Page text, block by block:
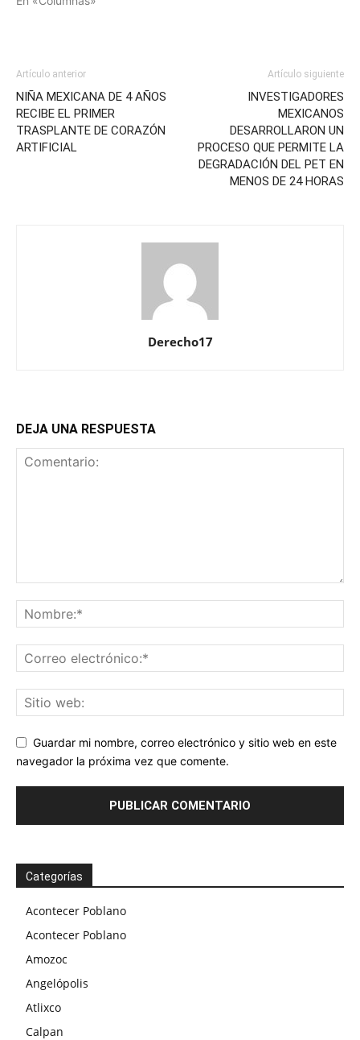
Artículo anterior
NIÑA MEXICANA DE 4 AÑOS
RECIBE EL PRIMER
TRASPLANTE DE CORAZÓN
ARTIFICIAL
Artículo siguiente
INVESTIGADORES
MEXICANOS
DESARROLLARON UN
PROCESO QUE PERMITE LA
DEGRADACIÓN DEL PET EN
MENOS DE 24 HORAS
Derecho17
DEJA UNA RESPUESTA
Guardar mi nombre, correo electrónico y sitio web en este
navegador la próxima vez que comente.
Categorías
Acontecer Poblano
Acontecer Poblano
Amozoc
Angelópolis
Atlixco
Calpan